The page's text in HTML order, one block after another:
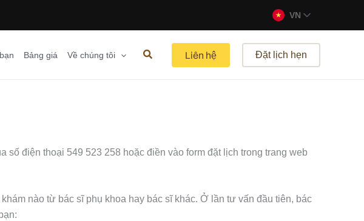
VN
Bảng giá Về chúng tôi Liên hệ Đặt lịch hẹn
điện thoại 549 523 258 hoặc điền vào form đặt lịch trong trang web
nào từ bác sĩ phụ khoa hay bác sĩ khác. Ở lần tư vấn đầu tiên, bác